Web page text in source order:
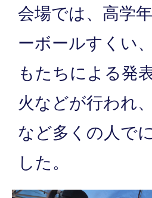
会場では、高学
ーボールすくい
もたちによる発
火などが行われ
など多くの人で
した。